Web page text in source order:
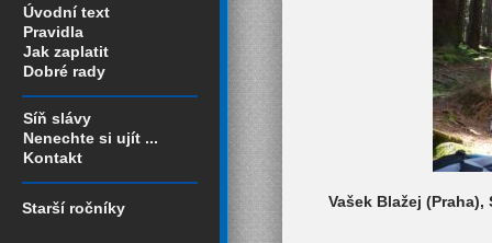
Úvodní text
Pravidla
Jak zaplatit
Dobré rady
Síň slávy
Nenechte si ujít ...
Kontakt
Starší ročníky Vašek Blažej